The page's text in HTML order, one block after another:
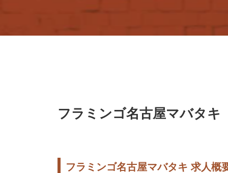
フラミンゴ名古屋マバタ
フラミンゴ名古屋マバタキ 求人概